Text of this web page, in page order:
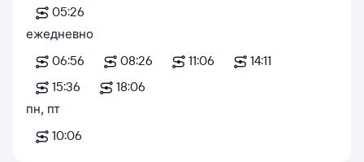
05:26
ежедневно
06:56
08:26 11:06
14:11
15:36
18:06
пн, пт
10:06